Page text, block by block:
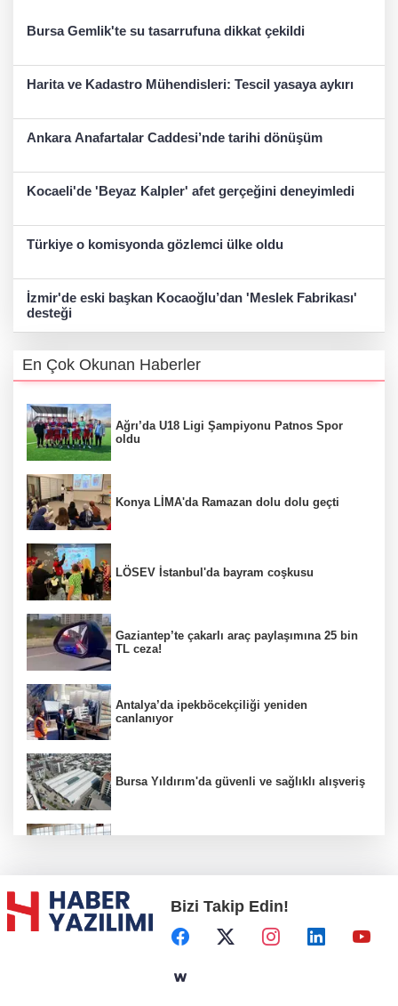
Bursa Gemlik'te su tasarrufuna dikkat çekildi
Harita ve Kadastro Mühendisleri: Tescil yasaya aykırı
Ankara Anafartalar Caddesi’nde tarihi dönüşüm
Kocaeli'de 'Beyaz Kalpler' afet gerçeğini deneyimledi
Türkiye o komisyonda gözlemci ülke oldu
İzmir'de eski başkan Kocaoğlu’dan 'Meslek Fabrikası'
desteği
En Çok Okunan Haberler
Ağrı’da U18 Ligi Şampiyonu Patnos Spor
oldu
Konya LİMA'da Ramazan dolu dolu geçti
LÖSEV İstanbul'da bayram coşkusu
Gaziantep’te çakarlı araç paylaşımına 25 bin
TL ceza!
Antalya’da ipekböcekçiliği yeniden
canlanıyor
Bursa Yıldırım'da güvenli ve sağlıklı alışveriş
Başkent'in göletlerinde temizlik ve bakım
sürüyor
Bizi Takip Edin!